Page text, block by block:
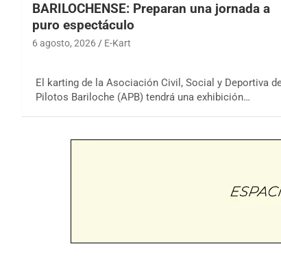
BARILOCHENSE: Preparan una jornada a
puro espectáculo
6 agosto, 2026 E-Kart
El karting de la Asociación Civil, Social y Deportiva
Pilotos Bariloche (APB) tendrá una exhibición…